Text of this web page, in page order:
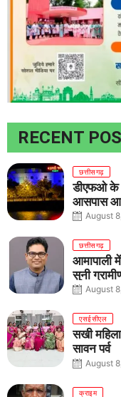
RECENT
छत्तीसगढ़
डीएफओ के
आसपास
August
छत्तीसगढ़
आमापाली
सुनी
August
एसईसीएल
सखी
सावन पर्व
August
क्राइम